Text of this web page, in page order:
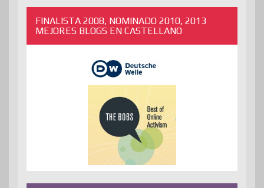
FINALISTA 2008, NOMINADO 2010, 2013
MEJORES BLOGS EN CASTELLANO